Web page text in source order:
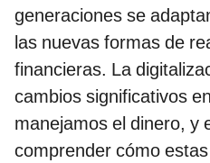
generaciones se
las nuevas formas de
financieras. La
cambios significativos
manejamos el dinero, y
comprender cómo